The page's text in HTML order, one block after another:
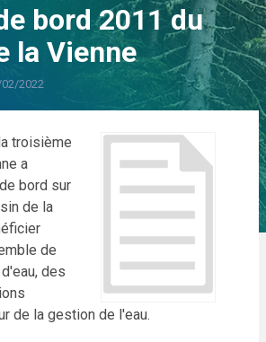
bord 2011 du
la Vienne
2022
troisième
a
bord sur
de la
de
des
de la gestion de l'eau.